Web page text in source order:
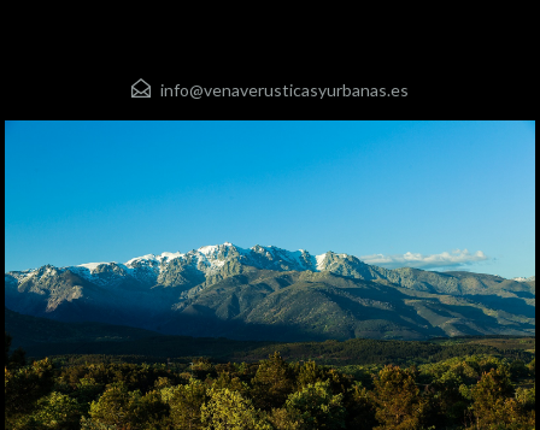
info@venaverusticasyurbanas.es